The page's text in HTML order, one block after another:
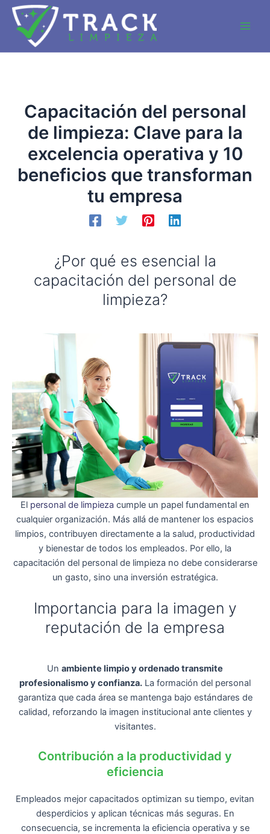
contenido
Capacitación del personal
de limpieza: Clave para la
excelencia operativa y 10
beneficios que transforman
tu empresa
¿Por qué es esencial la
capacitación del personal de
limpieza?
El personal de limpieza cumple un papel fundamental en
cualquier organización. Más allá de mantener los espacios
limpios, contribuyen directamente a la salud, productividad
y bienestar de todos los empleados. Por ello, la
capacitación del personal de limpieza no debe considerarse
un gasto, sino una inversión estratégica.
Importancia para la imagen y
reputación de la empresa
Un ambiente limpio y ordenado transmite
profesionalismo y confianza. La formación del personal
garantiza que cada área se mantenga bajo estándares de
calidad, reforzando la imagen institucional ante clientes y
visitantes.
Contribución a la productividad y
eficiencia
Empleados mejor capacitados optimizan su tiempo, evitan
desperdicios y aplican técnicas más seguras. En
consecuencia, se incrementa la eficiencia operativa y se